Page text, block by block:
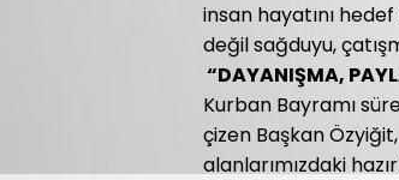
insan hayatını
değil sağduyu,
“DAYANIŞMA,
Kurban Bayramı
çizen Başkan
alanlarımızdaki